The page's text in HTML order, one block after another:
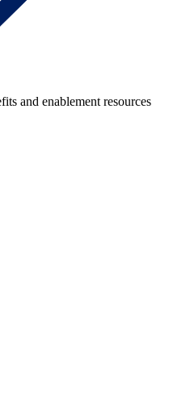
and enablement resources